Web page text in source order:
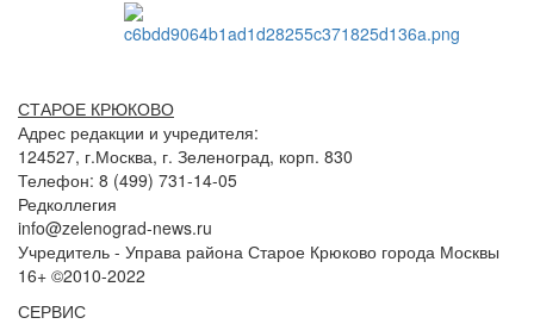
СТАРОЕ КРЮКОВО
Адрес редакции и учредителя:
124527, г.Москва, г. Зеленоград, корп. 830
Телефон: 8 (499) 731-14-05
Редколлегия
info@zelenograd-news.ru
Учредитель - Управа района Старое Крюково города Москвы
16+ ©2010-2022
СЕРВИС